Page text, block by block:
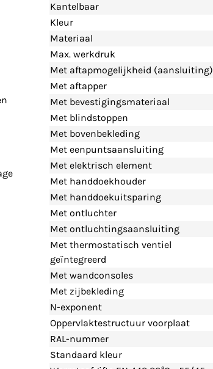
Kantelbaar
Kleur
Materiaal
Max. werkdruk
Met aftapmogelijkheid (aansluiting)
Met aftapper
Met bevestigingsmateriaal
Met blindstoppen
Met bovenbekleding
Met eenpuntsaansluiting
Met elektrisch element
Met handdoekhouder
Met handdoekuitsparing
Met ontluchter
Met ontluchtingsaansluiting
Met thermostatisch ventiel
geïntegreerd
Met wandconsoles
Met zijbekleding
N-exponent
Oppervlaktestructuur voorplaat
RAL-nummer
Standaard kleur